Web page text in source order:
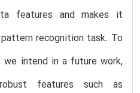
features and makes it
recognition task. To
we intend in a future work,
features such as